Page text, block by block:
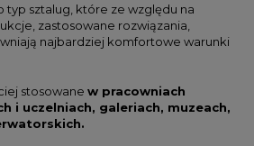
typ sztalug, które ze względu na
zastosowane rozwiązania,
najbardziej komfortowe warunki
stosowane w pracowniach
i uczelniach, galeriach, muzeach,